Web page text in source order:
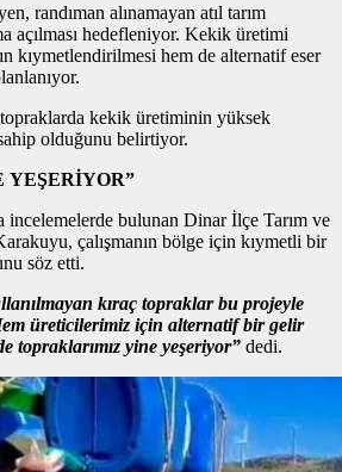
randıman alınamayan atıl tarım
açılması hedefleniyor. Kekik üretimi
kıymetlendirilmesi hem de alternatif eser
kekik üretiminin yüksek
olduğunu belirtiyor.
YEŞERİYOR”
incelemelerde bulunan Dinar İlçe Tarım ve
çalışmanın bölge için kıymetli bir
söz etti.
kıraç topraklar bu projeyle
üreticilerimiz için alternatif bir gelir
topraklarımız yine yeşeriyor” dedi.